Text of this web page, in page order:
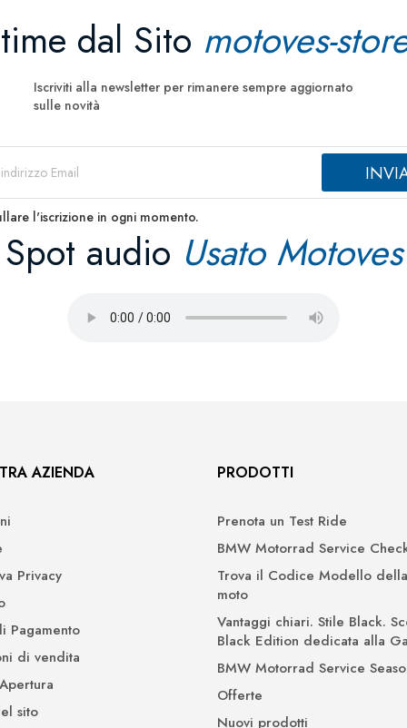
dal Sito motoves-
Iscriviti alla newsletter per rimanere sempre aggiornato
sulle novità
l'iscrizione in ogni momento.
Spot audio Usato Motoves
AZIENDA
Privacy
Pagamento
di vendita
sito
PRODOTTI
Prenota un Test Ride
BMW Motorrad Service
Trova il Codice Modello
moto
Vantaggi chiari. Stile Black.
Black Edition dedicata alla
BMW Motorrad Service
Offerte
Nuovi prodotti